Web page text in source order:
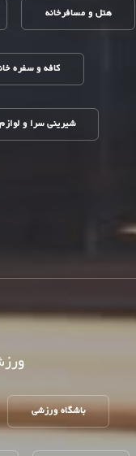
هتل و مسافرخانه
کافه و سفره
شیرینی سرا و
باشگاه ورزشی